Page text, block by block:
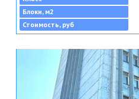
Блоки, м2
Стоимость, руб